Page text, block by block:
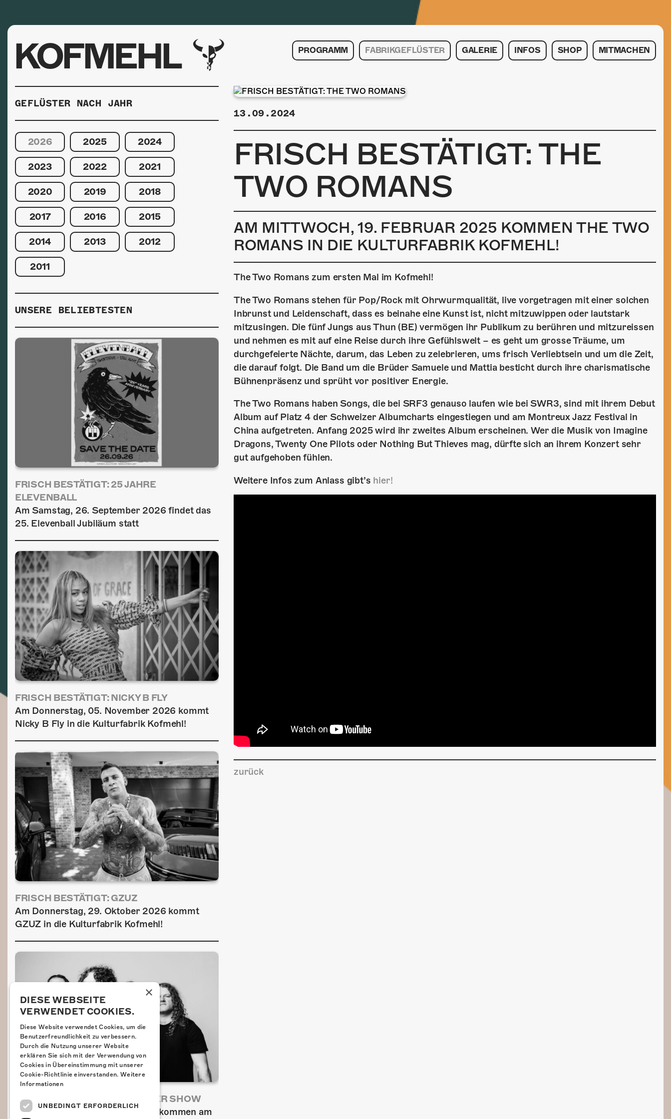
KOFMEHL PROGRAMM FABRIKGEFLÜSTER GALERIE INFOS SHOP MITMACHEN
13.09.2024
FRISCH BESTÄTIGT: THE
TWO ROMANS
AM MITTWOCH, 19. FEBRUAR 2025 KOMMEN THE TWO
ROMANS IN DIE KULTURFABRIK KOFMEHL!
The Two Romans zum ersten Mal im Kofmehl!
The Two Romans stehen für Pop/Rock mit Ohrwurmqualität, live vorgetragen mit einer solchen
Inbrunst und Leidenschaft, dass es beinahe eine Kunst ist, nicht mitzuwippen oder lautstark
mitzusingen. Die fünf Jungs aus Thun (BE) vermögen ihr Publikum zu berühren und mitzureissen
und nehmen es mit auf eine Reise durch ihre Gefühlswelt – es geht um grosse Träume, um
durchgefeierte Nächte, darum, das Leben zu zelebrieren, ums frisch Verliebtsein und um die Zeit,
die darauf folgt. Die Band um die Brüder Samuele und Mattia besticht durch ihre charismatische
Bühnenpräsenz und sprüht vor positiver Energie.
The Two Romans haben Songs, die bei SRF3 genauso laufen wie bei SWR3, sind mit ihrem Debut
Album auf Platz 4 der Schweizer Albumcharts eingestiegen und am Montreux Jazz Festival in
China aufgetreten. Anfang 2025 wird ihr zweites Album erscheinen. Wer die Musik von Imagine
Dragons, Twenty One Pilots oder Nothing But Thieves mag, dürfte sich an ihrem Konzert sehr
gut aufgehoben fühlen.
Weitere Infos zum Anlass gibt’s hier!
zurück
GEFLÜSTER NACH JAHR
2026 2025 2024
2023 2022 2021
2020 2019 2018
2017 2016 2015
2014 2013 2012
2011
UNSERE BELIEBTESTEN
FRISCH BESTÄTIGT: 25 JAHRE
ELEVENBALL
Am Samstag, 26. September 2026 findet das
25. Elevenball Jubiläum statt
FRISCH BESTÄTIGT: NICKY B FLY
Am Donnerstag, 05. November 2026 kommt
Nicky B Fly in die Kulturfabrik Kofmehl!
FRISCH BESTÄTIGT: GZUZ
Am Donnerstag, 29. Oktober 2026 kommt
GZUZ in die Kulturfabrik Kofmehl!
AIRBOURNE - SPECIAL SUMMER SHOW
Wow, das ist ein Ding! Airbourne kommen am
×
DIESE WEBSEITE
VERWENDET COOKIES.
Diese Website verwendet Cookies, um die
Benutzerfreundlichkeit zu verbessern.
Durch die Nutzung unserer Website
erklären Sie sich mit der Verwendung von
Cookies in Übereinstimmung mit unserer
Cookie-Richtlinie einverstanden. Weitere
Informationen
UNBEDINGT ERFORDERLICH